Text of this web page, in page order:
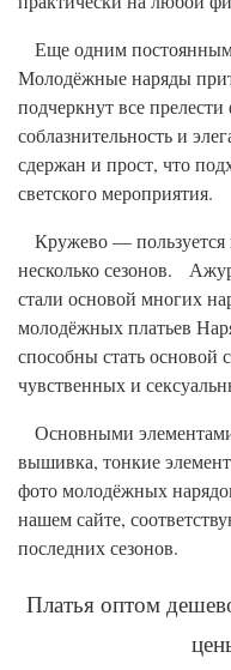
Еще одним постоянным
Молодёжные наряды
подчеркнут все
соблазнительность и
сдержан и прост, что
светского мероприятия.
Кружево — пользуется
несколько сезонов.
стали основой многих
молодёжных платьев
способны стать основой
чувственных и
Основными элементами
вышивка, тонкие
фото молодёжных
нашем сайте,
последних сезонов.
Платья оптом